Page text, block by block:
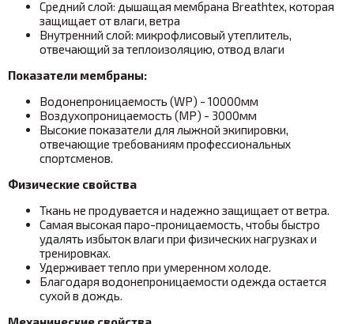
Средний слой: дышащая мембрана Breathtex, которая
защищает от влаги, ветра
Внутренний слой: микрофлисовый утеплитель,
отвечающий за теплоизоляцию, отвод влаги
Показатели мембраны:
Водонепроницаемость (WP) - 10000мм
Воздухопроницаемость (MP) - 3000мм
Высокие показатели для лыжной экипировки,
отвечающие требованиям профессиональных
спортсменов.
Физические свойства
Ткань не продувается и надежно защищает от ветра.
Самая высокая паро-проницаемость, чтобы быстро
удалять избыток влаги при физических нагрузках и
тренировках.
Удерживает тепло при умеренном холоде.
Благодаря водонепроницаемости одежда остается
сухой в дождь.